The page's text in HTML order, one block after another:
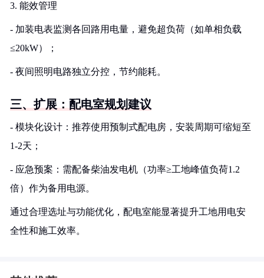
3. 能效管理
- 加装电表监测各回路用电量，避免超负荷（如单相负载
≤20kW）；
- 夜间照明电路独立分控，节约能耗。
三、扩展：配电室规划建议
- 模块化设计：推荐使用预制式配电房，安装周期可缩短至
1-2天；
- 应急预案：需配备柴油发电机（功率≥工地峰值负荷1.2
倍）作为备用电源。
通过合理选址与功能优化，配电室能显著提升工地用电安
全性和施工效率。